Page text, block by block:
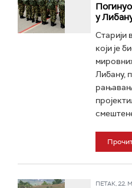
у
Старији
који је
Либану,
ПЕТАК, 22.